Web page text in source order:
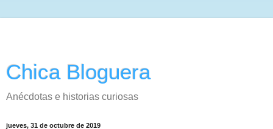
Chica Bloguera
Anécdotas e historias curiosas
jueves, 31 de octubre de 2019